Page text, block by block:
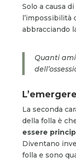
Solo a causa
l’impossibilità
abbracciando
Quanti
La seconda
della folla è
essere
Diventano
folla e sono